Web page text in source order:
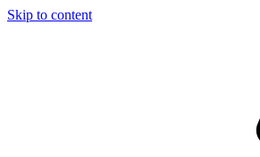
Skip to content